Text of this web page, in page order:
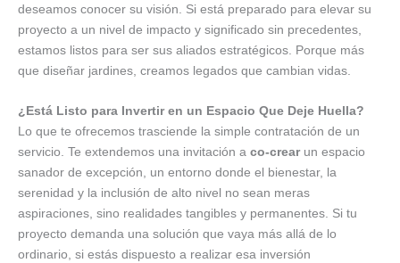
deseamos conocer su visión. Si está preparado para elevar su
proyecto a un nivel de impacto y significado sin precedentes,
estamos listos para ser sus aliados estratégicos. Porque más
que diseñar jardines, creamos legados que cambian vidas.
¿Está Listo para Invertir en un Espacio Que Deje Huella?
Lo que te ofrecemos trasciende la simple contratación de un
servicio. Te extendemos una invitación a co-crearun espacio
sanador de excepción, un entorno donde el bienestar, la
serenidad y la inclusión de alto nivel no sean meras
aspiraciones, sino realidades tangibles y permanentes. Si tu
proyecto demanda una solución que vaya más allá de lo
ordinario, si estás dispuesto a realizar esa inversión